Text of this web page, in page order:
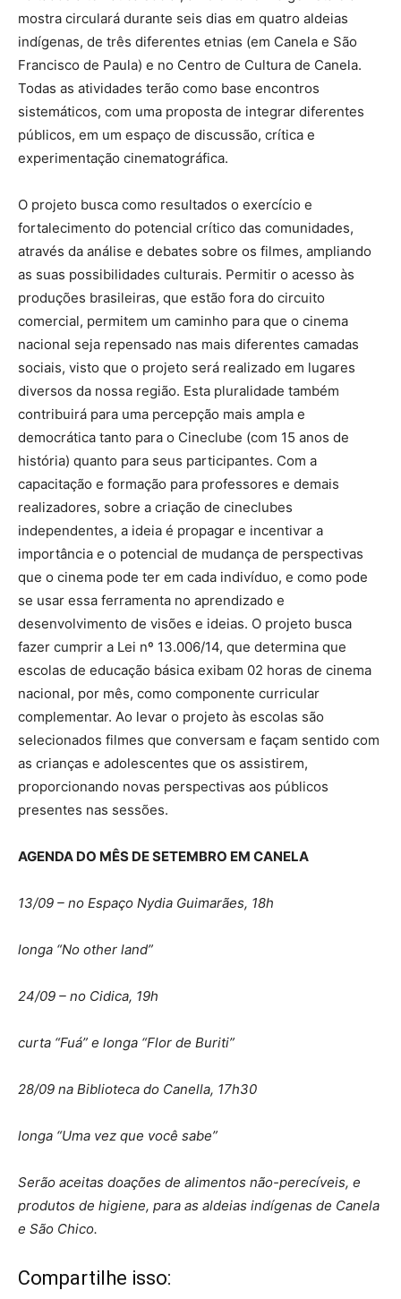
mostra circulará durante seis dias em quatro aldeias
indígenas, de três diferentes etnias (em Canela e São
Francisco de Paula) e no Centro de Cultura de Canela.
Todas as atividades terão como base encontros
sistemáticos, com uma proposta de integrar diferentes
públicos, em um espaço de discussão, crítica e
experimentação cinematográfica.
O projeto busca como resultados o exercício e
fortalecimento do potencial crítico das comunidades,
através da análise e debates sobre os filmes, ampliando
as suas possibilidades culturais. Permitir o acesso às
produções brasileiras, que estão fora do circuito
comercial, permitem um caminho para que o cinema
nacional seja repensado nas mais diferentes camadas
sociais, visto que o projeto será realizado em lugares
diversos da nossa região. Esta pluralidade também
contribuirá para uma percepção mais ampla e
democrática tanto para o Cineclube (com 15 anos de
história) quanto para seus participantes. Com a
capacitação e formação para professores e demais
realizadores, sobre a criação de cineclubes
independentes, a ideia é propagar e incentivar a
importância e o potencial de mudança de perspectivas
que o cinema pode ter em cada indivíduo, e como pode
se usar essa ferramenta no aprendizado e
desenvolvimento de visões e ideias. O projeto busca
fazer cumprir a Lei nº 13.006/14, que determina que
escolas de educação básica exibam 02 horas de cinema
nacional, por mês, como componente curricular
complementar. Ao levar o projeto às escolas são
selecionados filmes que conversam e façam sentido com
as crianças e adolescentes que os assistirem,
proporcionando novas perspectivas aos públicos
presentes nas sessões.
AGENDA DO MÊS DE SETEMBRO EM CANELA
13/09 – no Espaço Nydia Guimarães, 18h
longa “No other land”
24/09 – no Cidica, 19h
curta “Fuá” e longa “Flor de Buriti”
28/09 na Biblioteca do Canella, 17h30
longa “Uma vez que você sabe”
Serão aceitas doações de alimentos não-perecíveis, e
produtos de higiene, para as aldeias indígenas de Canela
e São Chico.
Compartilhe isso: